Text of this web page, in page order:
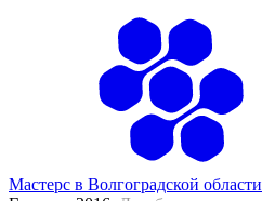
Мастерс в Волгоградской области